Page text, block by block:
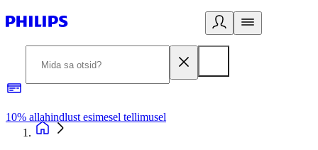
10% allahindlust esimesel tellimusel